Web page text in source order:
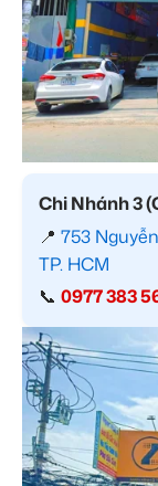
Chi Nhánh 3
📍 753
TP. HCM
📞 0977 383